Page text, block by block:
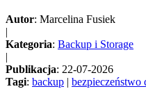
Autor: Marcelina Fusiek
|
Kategoria: Backup i Storage
|
Publikacja: 22-07-2026
Tagi: backup | bezpieczeństwo